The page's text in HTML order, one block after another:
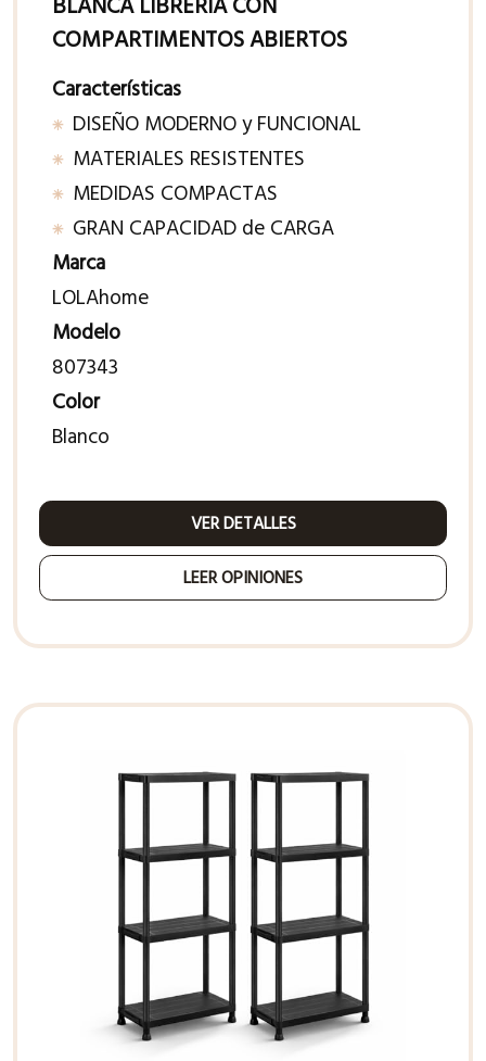
BLANCA LIBRERÍA CON
COMPARTIMENTOS ABIERTOS
Características
DISEÑO MODERNO y FUNCIONAL
MATERIALES RESISTENTES
MEDIDAS COMPACTAS
GRAN CAPACIDAD de CARGA
Marca
LOLAhome
Modelo
807343
Color
Blanco
VER DETALLES
LEER OPINIONES